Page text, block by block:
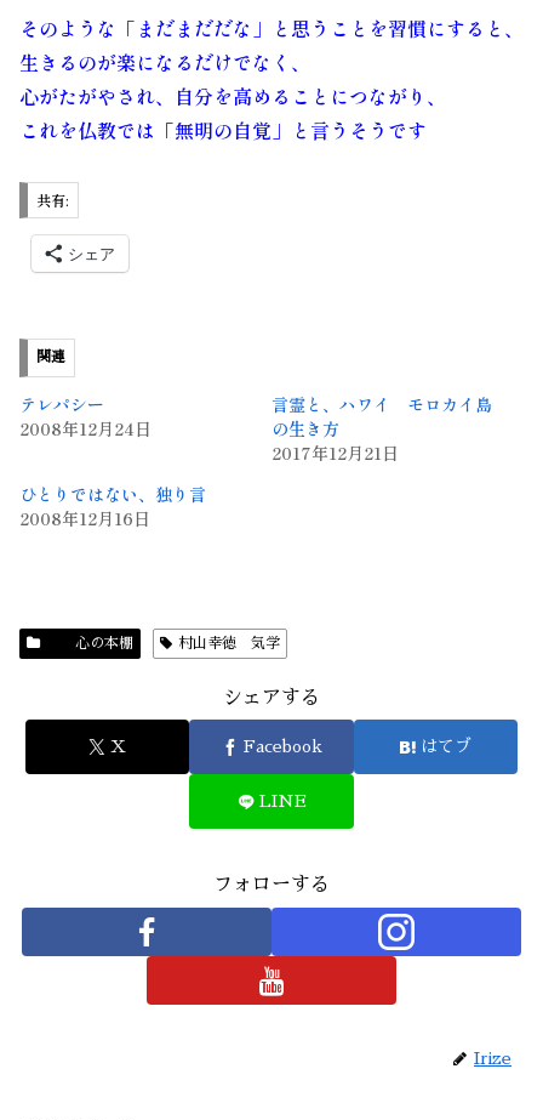
そのような「まだまだだな」と思うことを習慣にすると、
生きるのが楽になるだけでなく、
心がたがやされ、自分を高めることにつながり、
これを仏教では「無明の自覚 」と言うそうです
共有:
シェア
関連
テレパシー
2008年12月24日
言霊と、ハワイ モロカイ島
の生き方
2017年12月21日
ひとりではない、独り言
2008年12月16日
心の本棚 村山幸徳 気学
シェアする
X Facebook はてブ
LINE
フォローする
Irize